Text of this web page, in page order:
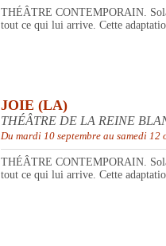
THÉÂTRE CONTEMPORAIN.
tout ce qui lui arrive. Cette
JOIE (LA)
THÉÂTRE DE LA REINE
Du mardi 10 septembre au samedi 12
THÉÂTRE CONTEMPORAIN.
tout ce qui lui arrive. Cette